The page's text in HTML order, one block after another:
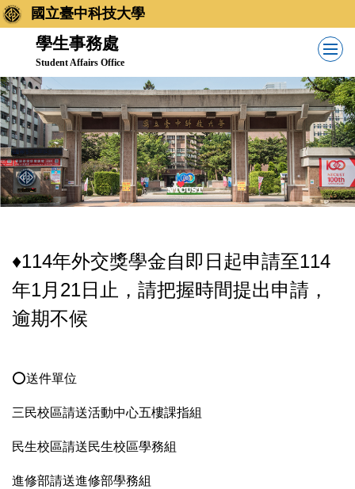
跳
到
內
容
區
國立臺中科技大學
學生事務處
Student Affairs Office
♦️114年外交獎學金自即日起申請至114
年1月21日止，請把握時間提出申請，
逾期不候
⭕送件單位
三民校區請送活動中心五樓課指組
民生校區請送民生校區學務組
進修部請送進修部學務組